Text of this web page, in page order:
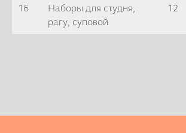
16
Наборы для студня,
рагу, суповой
12